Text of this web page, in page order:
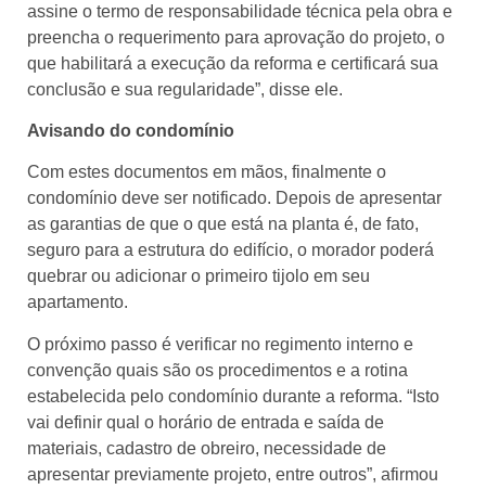
assine o termo de responsabilidade técnica pela obra e
preencha o requerimento para aprovação do projeto, o
que habilitará a execução da reforma e certificará sua
conclusão e sua regularidade”, disse ele.
Avisando do condomínio
Com estes documentos em mãos, finalmente o
condomínio deve ser notificado. Depois de apresentar
as garantias de que o que está na planta é, de fato,
seguro para a estrutura do edifício, o morador poderá
quebrar ou adicionar o primeiro tijolo em seu
apartamento.
O próximo passo é verificar no regimento interno e
convenção quais são os procedimentos e a rotina
estabelecida pelo condomínio durante a reforma. “Isto
vai definir qual o horário de entrada e saída de
materiais, cadastro de obreiro, necessidade de
apresentar previamente projeto, entre outros”, afirmou